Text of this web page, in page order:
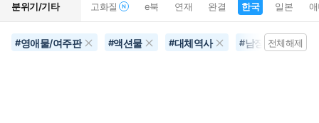
분위기/기타 고화질 e북 연재 완결 한국 일본
#영애물/여주판 #액션물 #대체역사 #남장여자전체해제